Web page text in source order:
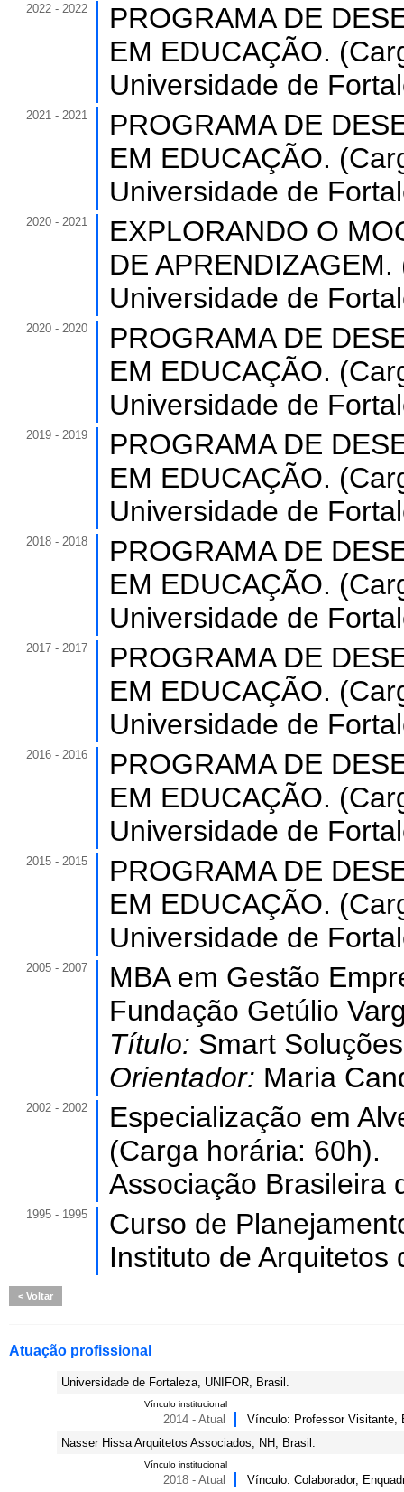
2022 - 2022
PROGRAMA DE
EM EDUCAÇÃO.
Universidade de
2021 - 2021
PROGRAMA DE
EM EDUCAÇÃO.
Universidade de
2020 - 2021
EXPLORANDO O
DE
Universidade de
2020 - 2020
PROGRAMA DE
EM EDUCAÇÃO.
Universidade de
2019 - 2019
PROGRAMA DE
EM EDUCAÇÃO.
Universidade de
2018 - 2018
PROGRAMA DE
EM EDUCAÇÃO.
Universidade de
2017 - 2017
PROGRAMA DE
EM EDUCAÇÃO.
Universidade de
2016 - 2016
PROGRAMA DE
EM EDUCAÇÃO.
Universidade de
2015 - 2015
PROGRAMA DE
EM EDUCAÇÃO.
Universidade de
2005 - 2007
MBA em Gestão
Fundação Getúlio
Título: Smart
Orientador: Maria
2002 - 2002
Especialização em
(Carga horária: 60h).
Associação Brasileira
1995 - 1995
Curso de
Instituto de Arquitetos
Voltar
Atuação profissional
Universidade de Fortaleza, UNIFOR, Brasil.
Vínculo institucional
2014 - Atual
Vínculo: Professor Visitante,
Nasser Hissa Arquitetos Associados, NH, Brasil.
Vínculo institucional
2018 - Atual Vínculo: Colaborador,